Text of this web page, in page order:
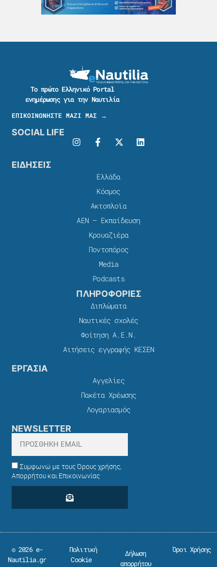
Το πρώτο Ελληνικό Portal
ενημέρωσης για την Ναυτιλία
ΕΠΙΚΟΙΝΩΝΗΣΤΕ ΜΑΖΙ ΜΑΣ →
SOCIAL LIFE
ΕΙΔΗΣΕΙΣ
Ελλάδα
Κόσμος
Ακτοπλοϊα
ΑΕΝ – Εκπαίδευση
Κρουαζιέρα
Ποντοπόρος
Media
Podcasts
ΠΛΗΡΟΦΟΡΙΕΣ
Διπλώματα
Ναυτικές σχολές
Φοίτηση Α.Ε.Ν.
Αιτήσεις εγγραφής ΚΕΣΕΝ
ΕΡΓΑΣΙΑ
Αγγελίες
Πακέτα Χρέωσης​
Λογαριασμός
NEWSLETTER
Συμφωνώ με τους Όρους χρήσης,
Απορρήτου και Επικοινωνίας
© 2026 e-
Nautilia.gr
Πολιτική
Cookie
Δήλωση
απορρήτου
Όροι Χρήσης